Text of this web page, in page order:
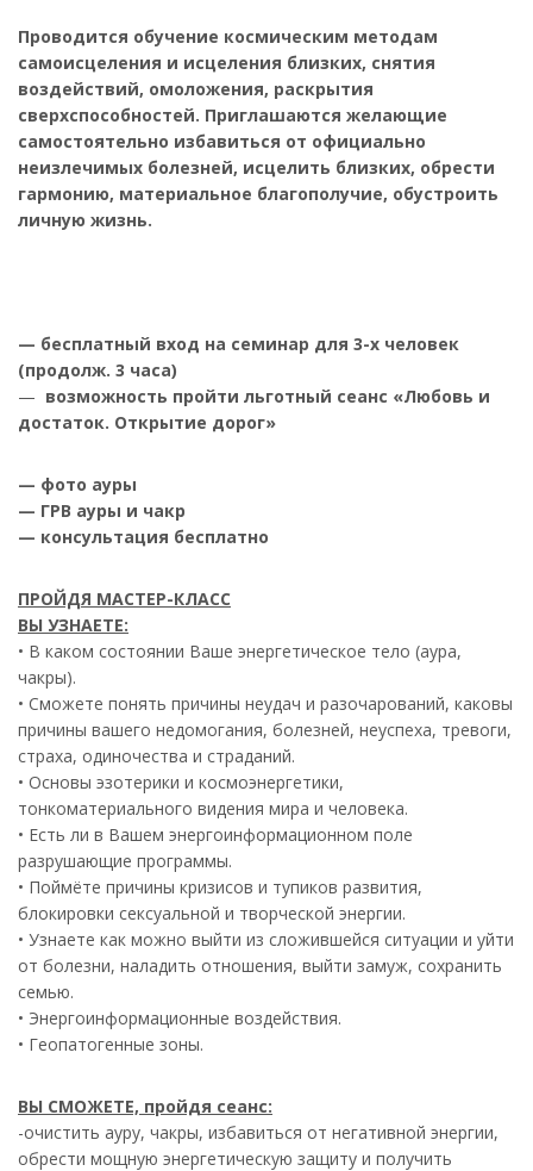
Проводится обучение космическим методам
самоисцеления и исцеления близких, снятия
воздействий, омоложения, раскрытия
сверхспособностей. Приглашаются желающие
самостоятельно избавиться от официально
неизлечимых болезней, исцелить близких, обрести
гармонию, материальное благополучие, обустроить
личную жизнь.
— бесплатный вход на семинар для 3-х человек
(продолж. 3 часа)
— возможность пройти льготный сеанс «Любовь и
достаток. Открытие дорог»
— фото ауры
— ГРВ ауры и чакр
— консультация бесплатно
ПРОЙДЯ МАСТЕР-КЛАСС
ВЫ УЗНАЕТЕ:
• В каком состоянии Ваше энергетическое тело (аура,
чакры).
• Сможете понять причины неудач и разочарований, каковы
причины вашего недомогания, болезней, неуспеха, тревоги,
страха, одиночества и страданий.
• Основы эзотерики и космоэнергетики,
тонкоматериального видения мира и человека.
• Есть ли в Вашем энергоинформационном поле
разрушающие программы.
• Поймёте причины кризисов и тупиков развития,
блокировки сексуальной и творческой энергии.
• Узнаете как можно выйти из сложившейся ситуации и уйти
от болезни, наладить отношения, выйти замуж, сохранить
семью.
• Энергоинформационные воздействия.
• Геопатогенные зоны.
ВЫ СМОЖЕТЕ, пройдя сеанс:
-очистить ауру, чакры, избавиться от негативной энергии,
обрести мощную энергетическую защиту и получить